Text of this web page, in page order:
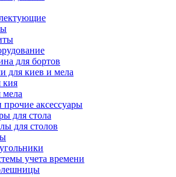
для бортов
для киев и мела
кия
мела
прочие аксессуары
для стола
для столов
учета времени